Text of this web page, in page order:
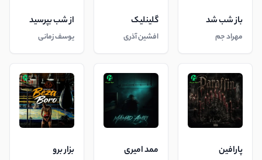
باز شب شد
مهراد جم
گلینلیک
افشین آذری
از شب بپرسید
یوسف زمانی
پارافین ممد امیری بزار برو